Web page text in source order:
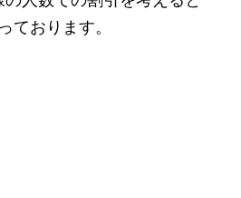
ております。